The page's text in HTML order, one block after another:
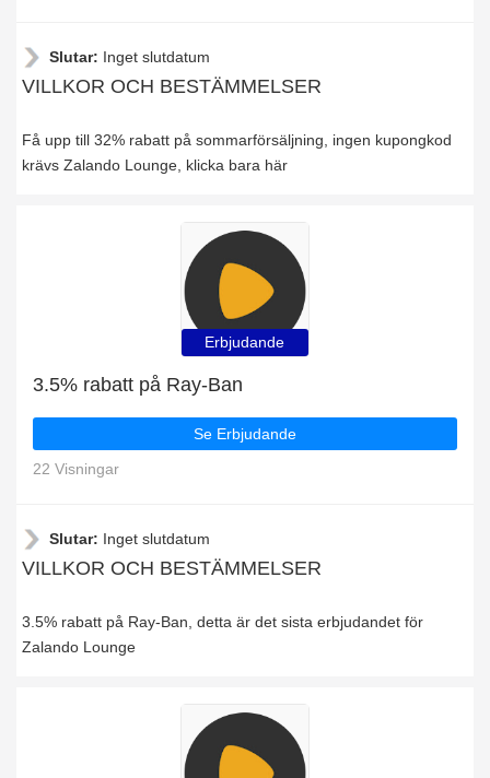
Slutar: Inget slutdatum
VILLKOR OCH BESTÄMMELSER
Få upp till 32% rabatt på sommarförsäljning, ingen kupongkod
krävs Zalando Lounge, klicka bara här
Erbjudande
3.5% rabatt på Ray-Ban
Se Erbjudande
22 Visningar
Slutar: Inget slutdatum
VILLKOR OCH BESTÄMMELSER
3.5% rabatt på Ray-Ban, detta är det sista erbjudandet för
Zalando Lounge